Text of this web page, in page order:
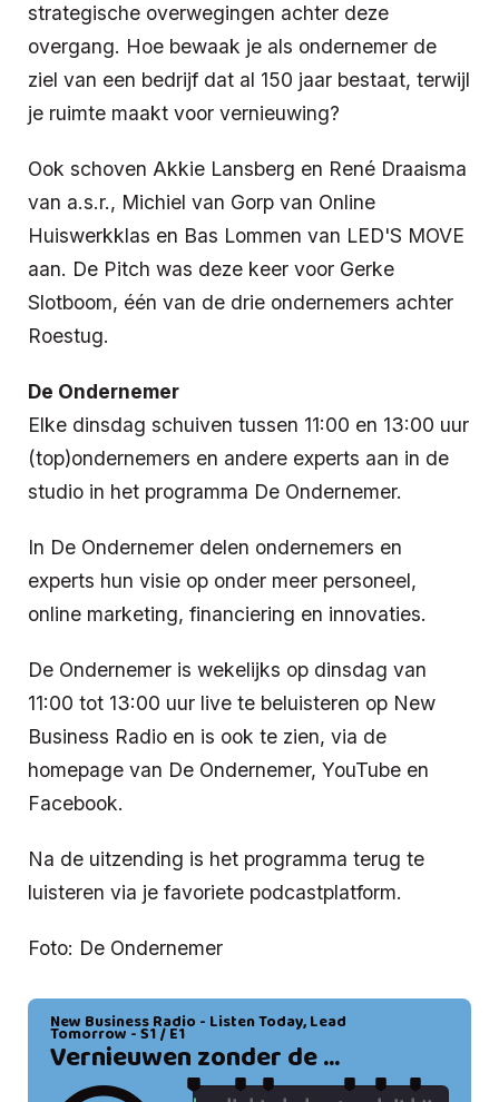
strategische overwegingen achter deze
overgang. Hoe bewaak je als ondernemer de
ziel van een bedrijf dat al 150 jaar bestaat, terwijl
je ruimte maakt voor vernieuwing?
Ook schoven Akkie Lansberg en René Draaisma
van a.s.r., Michiel van Gorp van Online
Huiswerkklas en Bas Lommen van LED'S MOVE
aan. De Pitch was deze keer voor Gerke
Slotboom, één van de drie ondernemers achter
Roestug.
De Ondernemer
Elke dinsdag schuiven tussen 11:00 en 13:00 uur
(top)ondernemers en andere experts aan in de
studio in het programma De Ondernemer.
In De Ondernemer delen ondernemers en
experts hun visie op onder meer personeel,
online marketing, financiering en innovaties.
De Ondernemer is wekelijks op dinsdag van
11:00 tot 13:00 uur live te beluisteren op New
Business Radio en is ook te zien, via de
homepage van De Ondernemer, YouTube en
Facebook.
Na de uitzending is het programma terug te
luisteren via je favoriete podcastplatform.
Foto: De Ondernemer